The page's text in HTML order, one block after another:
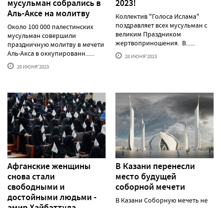
мусульман собрались в
Аль-Аксе на молитву
Около 100 000 палестинских
мусульман совершили
праздничную молитву в мечети
Аль-Акса в оккупированн......
28 ИЮНЯ'2023
2023!
Коллектив "Голоса Ислама"
поздравляет всех мусульман с
великим Праздником
жертвоприношения. В......
28 ИЮНЯ'2023
Афганские женщины
снова стали
свободными и
достойными людьми -
В Казани перенесли
место будущей
соборной мечети
В Казани Соборную мечеть не